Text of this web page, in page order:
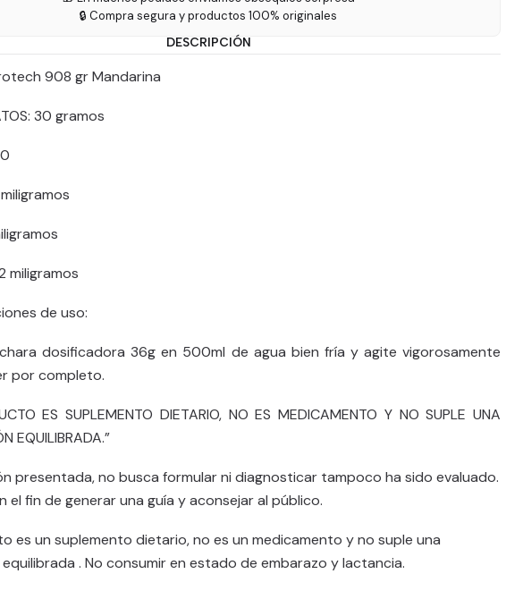
🔒 Compra segura y productos 100% originales
DESCRIPCIÓN
908 gr Mandarina
30 gramos
miligramos
de uso:
dosificadora 36g en 500ml de agua bien fría y agite vigorosamente
por completo.
ES SUPLEMENTO DIETARIO, NO ES MEDICAMENTO Y NO SUPLE UNA
EQUILIBRADA.”
presentada, no busca formular ni diagnosticar tampoco ha sido evaluado.
el fin de generar una guía y aconsejar al público.
es un suplemento dietario, no es un medicamento y no suple una
. No consumir en estado de embarazo y lactancia.